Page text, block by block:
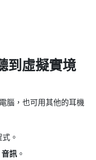
到虛擬實境
腦，也可用其他的耳機
。
音訊。